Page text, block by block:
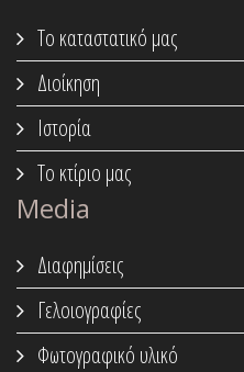
Το καταστατικό μας
Διοίκηση
Ιστορία
Το κτίριο μας
Media
Διαφημίσεις
Γελοιογραφίες
Φωτογραφικό υλικό